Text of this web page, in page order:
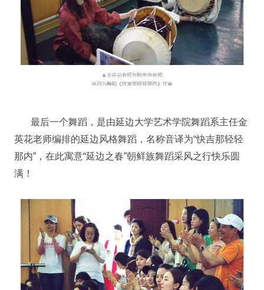
最后一个舞蹈，是由延边大学艺术学院舞蹈系主任金
英花老师编排的延边风格舞蹈，名称音译为“快吉那轻轻
那内”，在此寓意“延边之春”朝鲜族舞蹈采风之行快乐圆
满！